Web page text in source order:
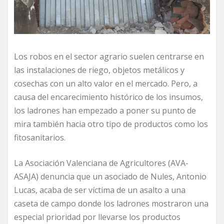
Los robos en el sector agrario suelen centrarse en
las instalaciones de riego, objetos metálicos y
cosechas con un alto valor en el mercado. Pero, a
causa del encarecimiento histórico de los insumos,
los ladrones han empezado a poner su punto de
mira también hacia otro tipo de productos como los
fitosanitarios.
La Asociación Valenciana de Agricultores (AVA-
ASAJA) denuncia que un asociado de Nules, Antonio
Lucas, acaba de ser víctima de un asalto a una
caseta de campo donde los ladrones mostraron una
especial prioridad por llevarse los productos